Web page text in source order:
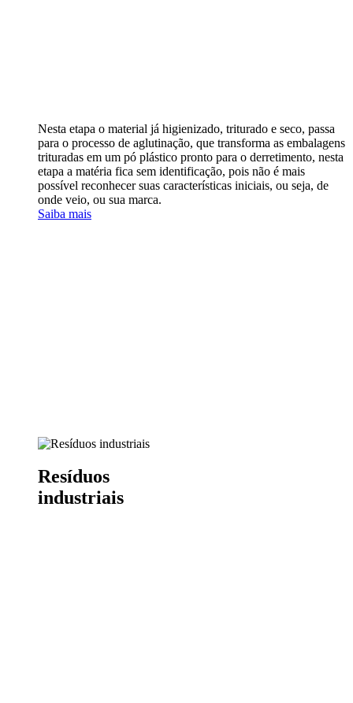
Nesta etapa o material já higienizado, triturado e seco, passa
para o processo de aglutinação, que transforma as embalagens
trituradas em um pó plástico pronto para o derretimento, nesta
etapa a matéria fica sem identificação, pois não é mais
possível reconhecer suas características iniciais, ou seja, de
onde veio, ou sua marca.
Saiba mais
Resíduos
industriais